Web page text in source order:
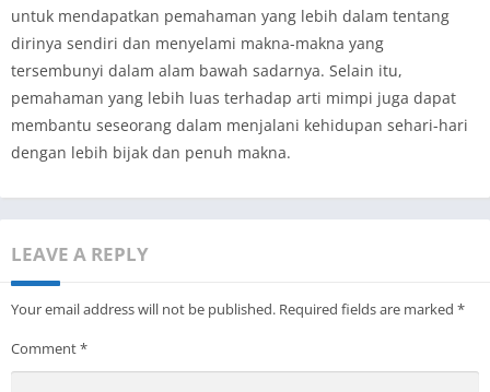
untuk mendapatkan pemahaman yang lebih dalam tentang
dirinya sendiri dan menyelami makna-makna yang
tersembunyi dalam alam bawah sadarnya. Selain itu,
pemahaman yang lebih luas terhadap arti mimpi juga dapat
membantu seseorang dalam menjalani kehidupan sehari-hari
dengan lebih bijak dan penuh makna.
LEAVE A REPLY
Your email address will not be published. Required fields are marked *
Comment*